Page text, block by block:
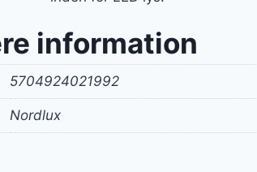
information
5704924021992
Nordlux